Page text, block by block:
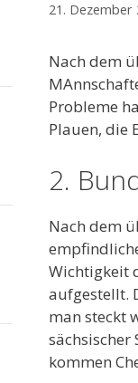
21. Dezember
Nach dem
Probleme
Plauen, die
2.
Nach dem
Wichtigkeit
aufgestellt.
man steckt
sächsischer
kommen